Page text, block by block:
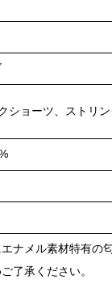
ショーツ、ストリ
ナメル素材特有の
了承ください。